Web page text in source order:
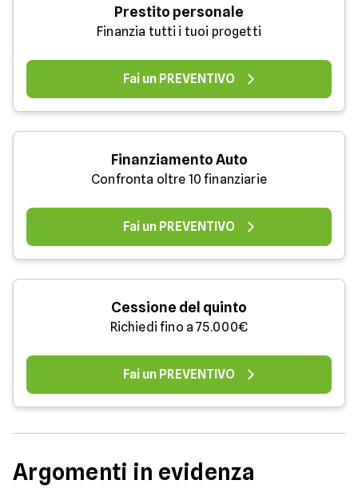
Prestito personale
Finanzia tutti i tuoi progetti
Fai un PREVENTIVO
Finanziamento Auto
Confronta oltre 10 finanziarie
Fai un PREVENTIVO
Cessione del quinto
Richiedi fino a 75.000€
Fai un PREVENTIVO
Argomenti in evidenza